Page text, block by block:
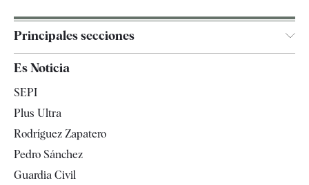
Principales secciones
España
Televisión
Es Noticia
SEPI
Plus Ultra
Rodríguez Zapatero
Pedro Sánchez
Guardia Civil